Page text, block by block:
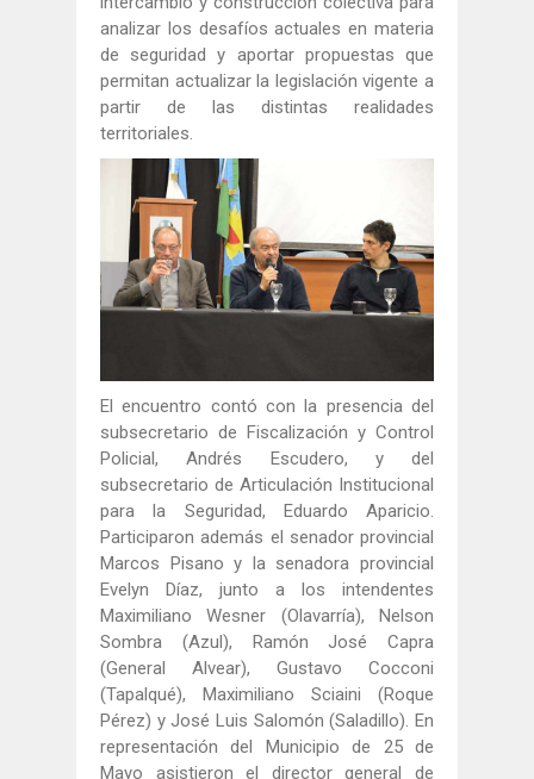
analizar los desafíos actuales en materia
de seguridad y aportar propuestas que
permitan actualizar la legislación vigente a
partir de las distintas realidades
territoriales.
El encuentro contó con la presencia del
subsecretario de Fiscalización y Control
Policial, Andrés Escudero, y del
subsecretario de Articulación Institucional
para la Seguridad, Eduardo Aparicio.
Participaron además el senador provincial
Marcos Pisano y la senadora provincial
Evelyn Díaz, junto a los intendentes
Maximiliano Wesner (Olavarría), Nelson
Sombra (Azul), Ramón José Capra
(General Alvear), Gustavo Cocconi
(Tapalqué), Maximiliano Sciaini (Roque
Pérez) y José Luis Salomón (Saladillo). En
representación del Municipio de 25 de
Mayo asistieron el director general de